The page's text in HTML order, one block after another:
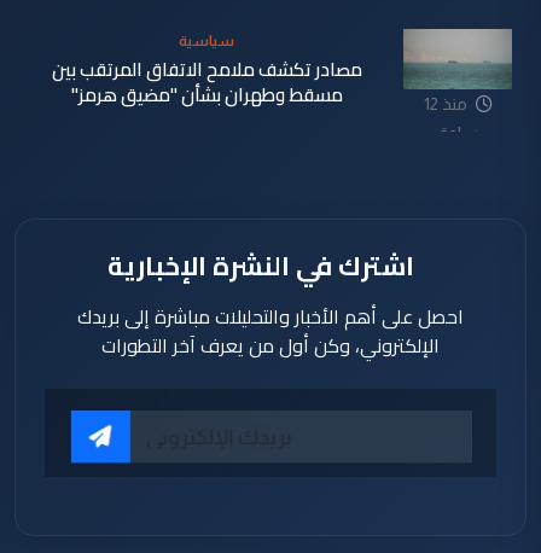
منذ 12
ساعة
سياسية
مصادر تكشف ملامح الاتفاق المرتقب بين
مسقط وطهران بشأن "مضيق هرمز"
اشترك في النشرة الإخبارية
احصل على أهم الأخبار والتحليلات مباشرة إلى بريدك
الإلكتروني، وكن أول من يعرف آخر التطورات